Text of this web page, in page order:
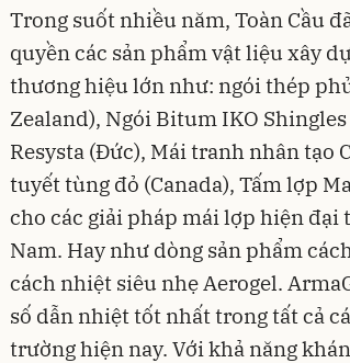
Trong suốt nhiều năm, Toàn Cầu
quyền các sản phẩm vật liệu xây
thương hiệu lớn như: ngói thép
Zealand), Ngói Bitum IKO
Resysta (Đức), Mái tranh nhân tạo
tuyết tùng đỏ (Canada), Tấm lợp
cho các giải pháp mái lợp hiện đại
Nam. Hay như dòng sản phẩm
cách nhiệt siêu nhẹ Aerogel.
số dẫn nhiệt tốt nhất trong tất cả
trường hiện nay. Với khả năng